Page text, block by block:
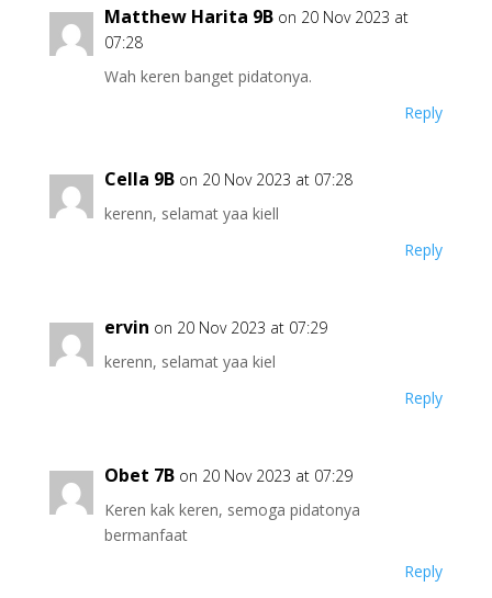
Matthew Harita 9B on 20 Nov 2023 at
07:28
Wah keren banget pidatonya.
Reply
Cella 9B on 20 Nov 2023 at 07:28
kerenn, selamat yaa kiell
Reply
ervin on 20 Nov 2023 at 07:29
kerenn, selamat yaa kiel
Reply
Obet 7B on 20 Nov 2023 at 07:29
Keren kak keren, semoga pidatonya
bermanfaat
Reply